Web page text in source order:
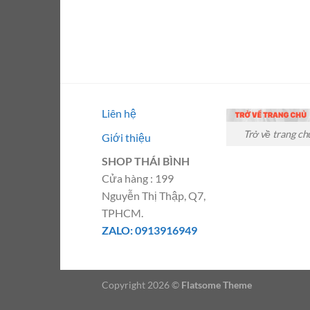
Liên hệ
Giới thiệu
SHOP THÁI BÌNH
Cửa hàng : 199
Nguyễn Thị Thập, Q7,
TPHCM.
ZALO: 0913916949
Trở về trang
Copyright 2026 © Flatsome Theme